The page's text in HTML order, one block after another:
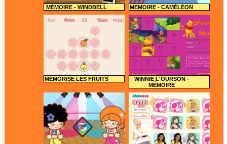
MÉMOIRE - WINDBELL MÉMOIRE - CAMÉLÉON
MÉMORISE LES FRUITS
WINNIE L'OURSON -
MÉMOIRE